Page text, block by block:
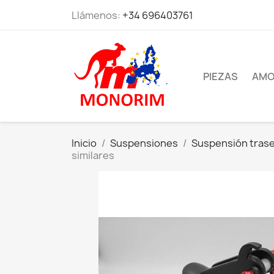
Llámenos: +34 696403761
PIEZAS
Inicio Suspensiones
Suspensión
similares